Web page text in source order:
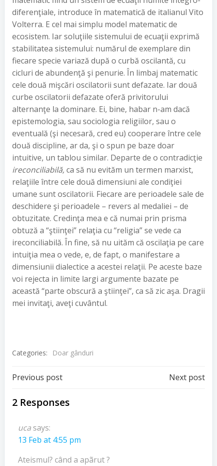
diferenţiale, introduce în matematică de italianul Vito
Volterra. E cel mai simplu model matematic de
ecosistem. Iar soluţiile sistemului de ecuaţii exprimă
stabilitatea sistemului: numărul de exemplare din
fiecare specie variază după o curbă oscilantă, cu
cicluri de abundenţă şi penurie. În limbaj matematic
cele două mişcări oscilatorii sunt defazate. Iar două
curbe oscilatorii defazate oferă privitorului
alternanţe la dominare. Ei, bine, habar n-am dacă
epistemologia, sau sociologia religiilor, sau o
eventuală (şi necesară, cred eu) cooperare între cele
două discipline, ar da, şi o spun pe baze doar
intuitive, un tablou similar. Departe de o contradicţie
ireconciliabilă,ca să nu evităm un termen marxist,
relaţiile între cele două dimensiuni ale condiţiei
umane sunt oscilatorii. Fiecare are perioadele sale de
deschidere şi perioadele – revers al medaliei – de
obtuzitate. Credinţa mea e că numai prin prisma
obtuză a “ştiinţei” relaţia cu “religia” se vede ca
ireconciliabilă. În fine, să nu uităm că oscilaţia pe care
intuiţia mea o vede, e, de fapt, o manifestare a
dimensiunii dialectice a acestei relaţii. Pe aceste baze
voi rejecta in limite largi argumente bazate pe
această “parte obscură a ştiinţei”, ca să zic aşa. Dragii
mei invitaţi, aveţi cuvântul.
Categories: Doar gânduri
Post
navigation
Previous post Next post
2 Responses
uca says:
13 Feb at 4:55 pm
Ateismul? când a apãrut ?